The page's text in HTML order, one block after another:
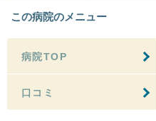
この病院のメニュー
病院TOP
口コミ